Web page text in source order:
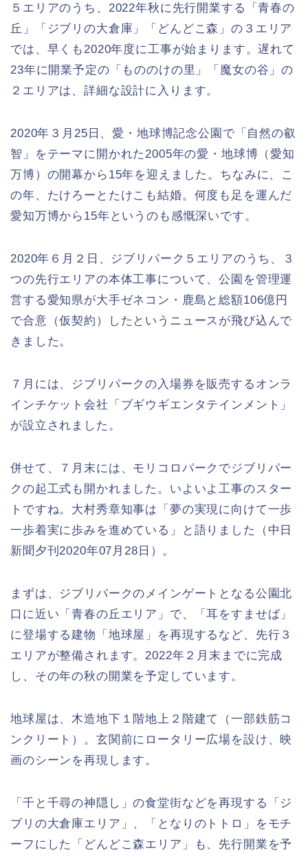
５エリアのうち、2022年秋に先行開業する「青春の
丘」「ジブリの大倉庫」「どんどこ森」の３エリア
では、早くも2020年度に工事が始まります。遅れて
23年に開業予定の「もののけの里」「魔女の谷」の
２エリアは、詳細な設計に入ります。
2020年３月25日、愛・地球博記念公園で「自然の叡
智」をテーマに開かれた2005年の愛・地球博（愛知
万博）の開幕から15年を迎えました。ちなみに、こ
の年、たけろーとたけこも結婚。何度も足を運んだ
愛知万博から15年というのも感慨深いです。
2020年６月２日、ジブリパーク５エリアのうち、３
つの先行エリアの本体工事について、公園を管理運
営する愛知県が大手ゼネコン・鹿島と総額106億円
で合意（仮契約）したというニュースが飛び込んで
きました。
７月には、ジブリパークの入場券を販売するオンラ
インチケット会社「ブギウギエンタテインメント」
が設立されました。
併せて、７月末には、モリコロパークでジブリパー
クの起工式も開かれました。いよいよ工事のスター
トですね。大村秀章知事は「夢の実現に向けて一歩
一歩着実に歩みを進めている」と語りました（中日
新聞夕刊2020年07月28日）。
まずは、ジブリパークのメインゲートとなる公園北
口に近い「青春の丘エリア」で、「耳をすませば」
に登場する建物「地球屋」を再現するなど、先行３
エリアが整備されます。2022年２月末までに完成
し、その年の秋の開業を予定しています。
地球屋は、木造地下１階地上２階建て（一部鉄筋コ
ンクリート）。玄関前にロータリー広場を設け、映
画のシーンを再現します。
「千と千尋の神隠し」の食堂街などを再現する「ジ
ブリの大倉庫エリア」、「となりのトトロ」をモチ
ーフにした「どんどこ森エリア」も、先行開業を予